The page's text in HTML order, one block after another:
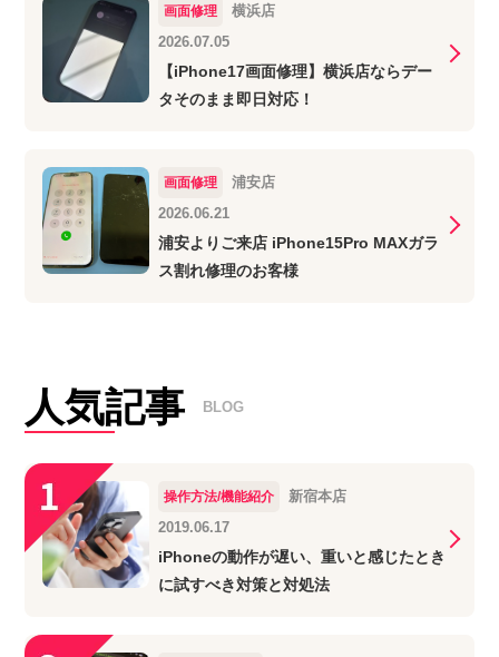
画面修理
横浜店
2026.07.05
【iPhone17画面修理】横浜店ならデー
タそのまま即日対応！
画面修理
浦安店
2026.06.21
浦安よりご来店 iPhone15Pro MAXガラ
ス割れ修理のお客様
人気記事 BLOG
操作方法/機能紹介
新宿本店
2019.06.17
iPhoneの動作が遅い、重いと感じたとき
に試すべき対策と対処法